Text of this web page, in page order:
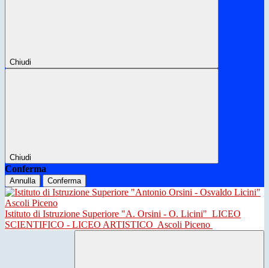
Chiudi
Chiudi
Conferma
Annulla Conferma
Istituto di Istruzione Superiore "A. Orsini - O. Licini" LICEO
SCIENTIFICO - LICEO ARTISTICO Ascoli Piceno